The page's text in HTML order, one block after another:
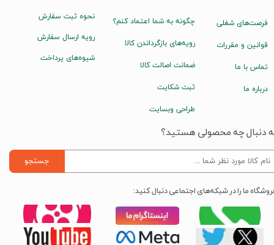
نحوه ثبت سفارش
رویه ارسال سفارش
شیوه‌های پرداخت
چگونه به شما اعتماد کنم؟
رویه‌های بازگرداندن کالا
ضمانت اصالت کالا
ثبت شکایت
طراحی وبسایت
فرصت‌های شغلی
قوانین و مقررات
تماس با ما
درباره ما
دنبال چه محصولی هستید؟
جستجو
ما را در شبکه‌های اجتماعی دنبال کنید: